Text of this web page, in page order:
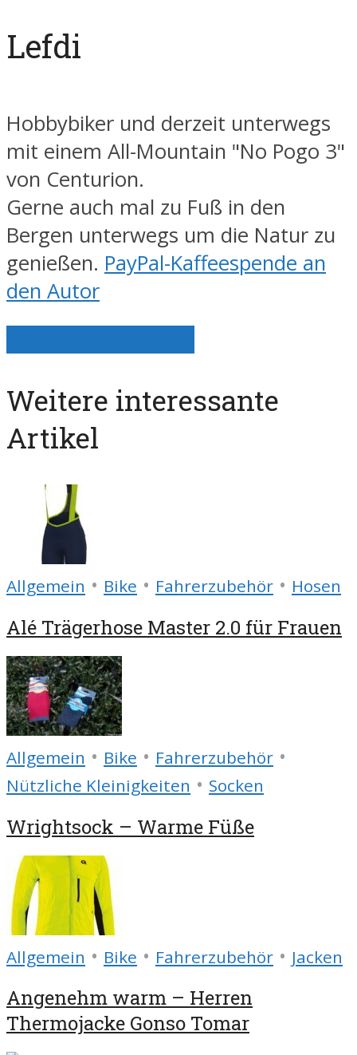
Lefdi
Hobbybiker und derzeit unterwegs
mit einem All-Mountain "No Pogo 3"
von Centurion.
Gerne auch mal zu Fuß in den
Bergen unterwegs um die Natur zu
genießen. PayPal-Kaffeespende an
den Autor
Weitere interessante
Artikel
Allgemein • Bike • Fahrerzubehör • Hosen
Alé Trägerhose Master 2.0 für Frauen
Allgemein • Bike • Fahrerzubehör •
Nützliche Kleinigkeiten • Socken
Wrightsock – Warme Füße
Allgemein • Bike • Fahrerzubehör • Jacken
Angenehm warm – Herren
Thermojacke Gonso Tomar